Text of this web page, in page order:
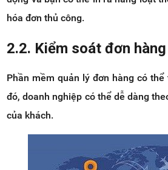
hóa đơn thủ công.
2.2. Kiểm soát đơn
Phần mềm quản lý đơn hàng có
đó, doanh nghiệp có thể dễ dàng
của khách.